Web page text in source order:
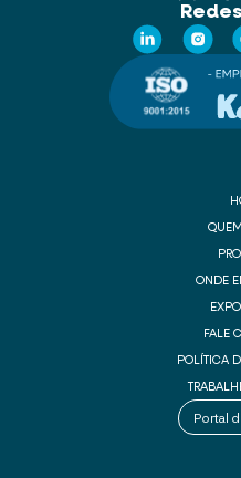
ONDE
FALE
POLÍTICA
Portal